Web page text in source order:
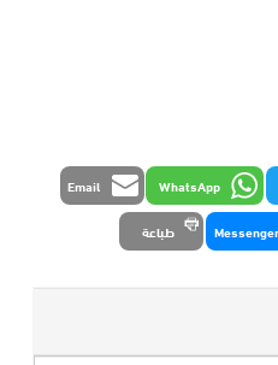
WhatsApp
Email
طباعة